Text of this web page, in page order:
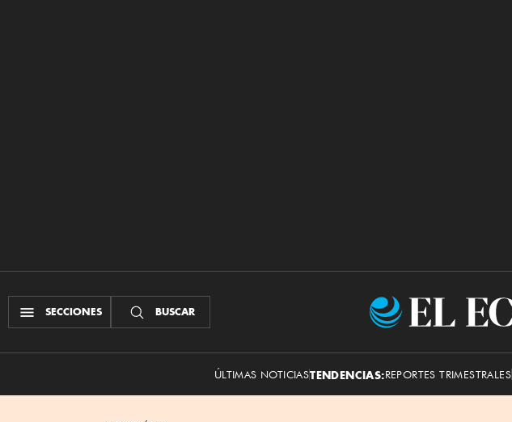
SECCIONES BUSCAR
ÚLTIMAS NOTICIASTENDENCIAS:REPORTES TRIMESTRALES